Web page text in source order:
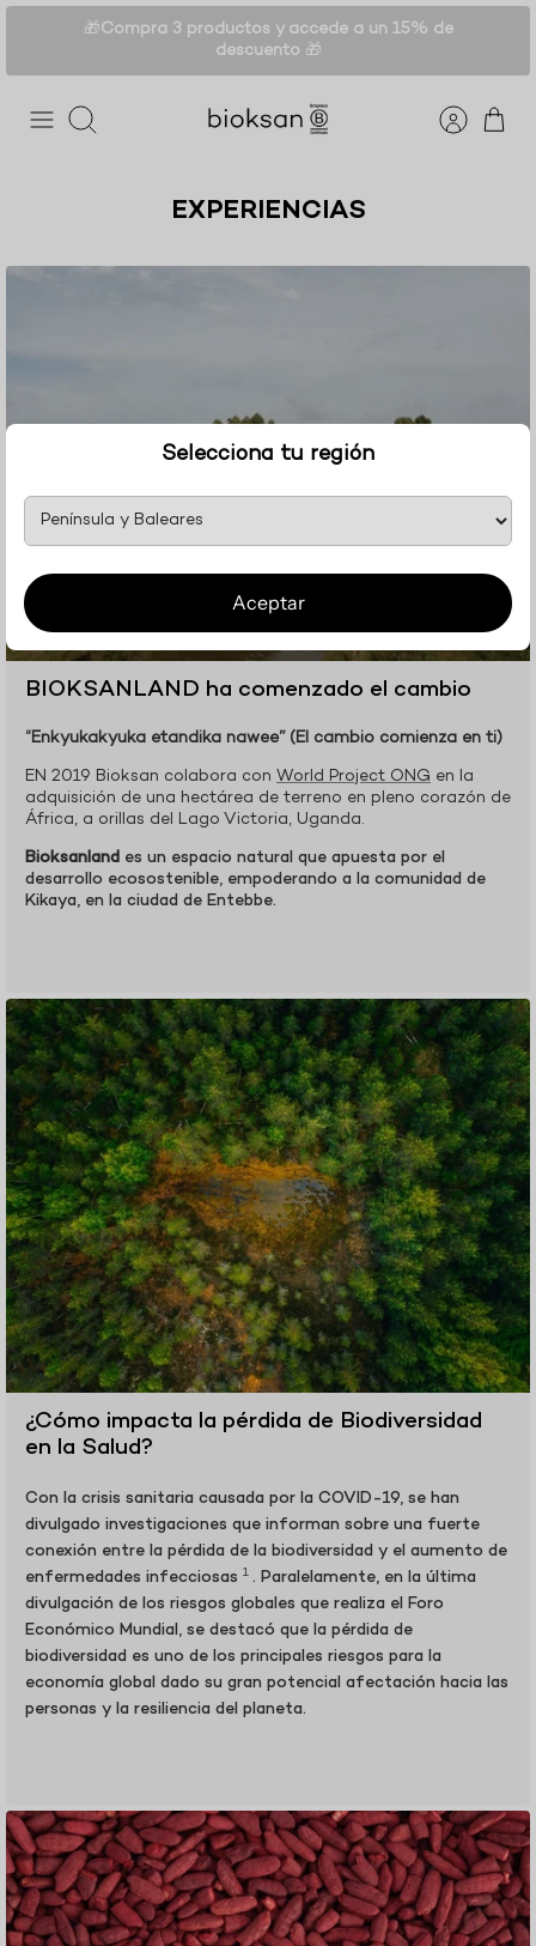
Selecciona tu región
Aceptar
contenido
🎁Compra 3 productos y accede a un 15% de
descuento 🎁
Buscar
EXPERIENCIAS
BIOKSANLAND ha comenzado el cambio
“Enkyukakyuka etandika nawee” (El cambio comienza en ti)
EN 2019 Bioksan colabora con World Project ONG en la
adquisición de una hectárea de terreno en pleno corazón de
África, a orillas del Lago Victoria, Uganda.
Bioksanland es un espacio natural que apuesta por el
desarrollo ecosostenible, empoderando a la comunidad de
Kikaya, en la ciudad de Entebbe.
¿Cómo impacta la pérdida de Biodiversidad
en la Salud?
Con la crisis sanitaria causada por la COVID-19, se han
divulgado investigaciones que informan sobre una fuerte
conexión entre la pérdida de la biodiversidad y el aumento de
enfermedades infecciosas 1 . Paralelamente, en la última
divulgación de los riesgos globales que realiza el Foro
Económico Mundial, se destacó que la pérdida de
biodiversidad es uno de los principales riesgos para la
economía global dado su gran potencial afectación hacia las
personas y la resiliencia del planeta.